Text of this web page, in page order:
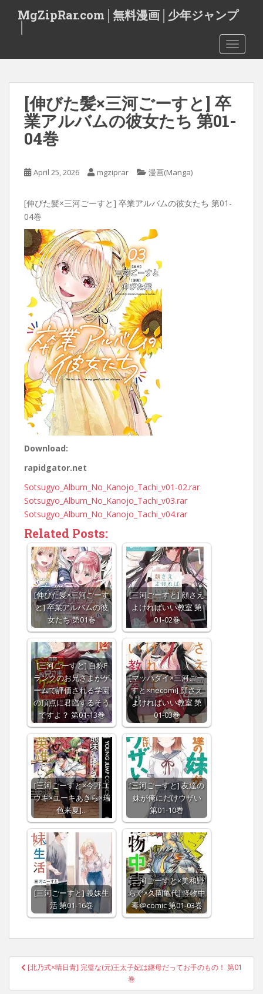
t
MgZipRar.com│無料漫画│少年ジャンプ
[伸びた髪×三河ごーすと] 卒
業アルバムの彼女たち 第01-
04巻
April 25, 2026 mgziprar 漫画(Manga)
[伸びた髪×三河ごーすと] 卒業アルバムの彼女たち 第01-
04巻
Download:
rapidgator.net
Sotsugyo_Album_No_Kanojo_Tachi_v01-02.rar
Sotsugyo_Album_No_Kanojo_Tachi_v03.rar
Sotsugyo_Album_No_Kanojo_Tachi_v04.rar
Related Posts:
[伸びた髪×三河ごーす
と] 卒業アルバムの彼
女たち 第01巻
[三河ごーすと] 顔さえ
よければいい教室 第
01-02巻
[三河ごーすと] 自称F
ランクのお兄さまがゲ
ームで評価される学園
の頂点に君臨するそう
ですよ？ 第01-13巻
[マッハダイ×三河ごー
すと×necomi] 顔さえ
よければいい教室 第
01-03巻
[三河ごーすと×今野ユ
ウキ×ユーキあきら×瑞
色来夏]…
[三河ごーすと] 友達の
妹が俺にだけウザい
第01-10巻
[三河ごーすと] 義妹生
活 第01-16巻
[三河ごーすと×美和野
らぐ×久園亀代] 怪物中
毒＠comic 第01-03巻
Post[北乃式×晴日青] 完璧な(元)王太子妃は継母だってお手のもの！ 第01
巻